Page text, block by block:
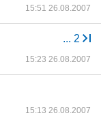
15:51 26.08.2007
... 2
15:23 26.08.2007
15:13 26.08.2007